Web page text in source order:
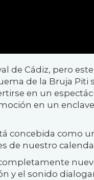
de Cádiz, pero
de la Bruja Piti
en un
en un
concebida como
de nuestro
y el sonido